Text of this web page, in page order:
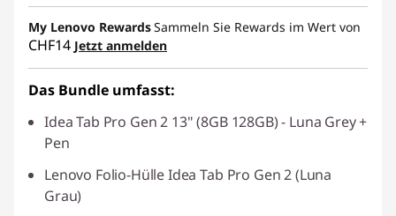
My Lenovo RewardsSammeln Sie Rewards im Wert von
CHF14 Jetzt anmelden
Das Bundle umfasst:
Idea Tab Pro Gen 2 13" (8GB 128GB) - Luna Grey +
Pen
Lenovo Folio-Hülle Idea Tab Pro Gen 2 (Luna
Grau)